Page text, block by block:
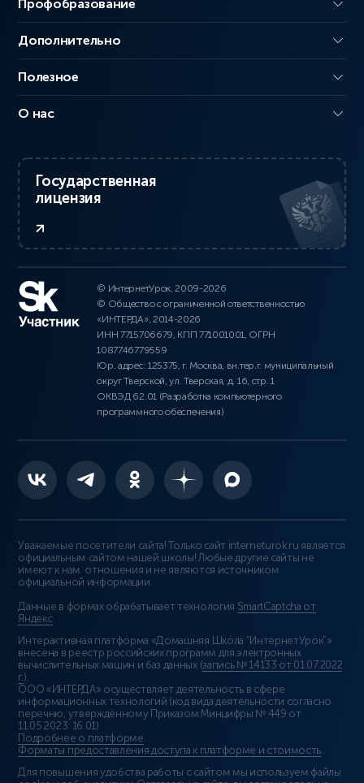
Профобразование
Дополнительно
Полезное
О нас
Государственная
лицензия
© ИнтернетУрок, 2009-2026
© Общество с ограниченной ответственностью
«ИНТЕРДА», 2014-2026
ИНН 7715706679, КПП 771001001, ОГРН
1087746779559
Юр. адрес: 125375, г. Москва, вн.тер.г. муниципальный
округ Тверской, ул. Тверская, д. 16, стр. 1
ОКВЭД 62.01 (Разработка компьютерного
программного обеспечения)
Уважаемые посетители сайта! Только сайт interneturok.ru является
официальным сайтом нашей школы! Любые другие сайты не
имеют к нам отношения и не являются источником
официальной информации.
Данные в формах обрабатывает технология SmartCaptcha от
Яндекс
Интерактивная платформа «Домашняя Школа “ИнтернетУрок”»
внесена в реестр российских программ для электронных
вычислительных машин и баз данных (запись № 14133 от 01.07.2022
г.).
ООО «ИНТЕРДА» осуществляет деятельность в сфере
информационных технологий (код вида деятельности согласно
перечню, утверждённому Приказом Минцифры № 449 от
11.05.2023: 16.01)
Подробнее о платформе.
Форматы предоставления доступа к платформе и стоимость.
Для повышения удобства работы с сайтом мы используем файлы